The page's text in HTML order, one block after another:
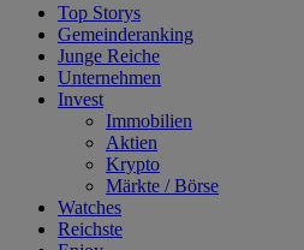
Top Storys
Gemeinderanking
Junge Reiche
Unternehmen
Invest
Immobilien
Aktien
Krypto
Märkte / Börse
Watches
Reichste